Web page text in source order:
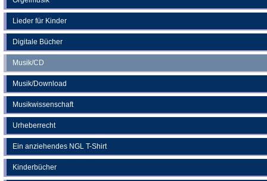
Lieder für Kinder
Digitale Bücher
Musik/CD
Musik/Download
Musikwissenschaft
Urheberrecht
Ein anziehendes NGL T-Shirt
Kinderbücher